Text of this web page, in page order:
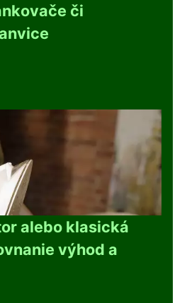
či
alebo klasická
výhod a